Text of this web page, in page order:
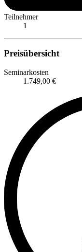
Teilnehmer
1
Preisübersicht
Seminarkosten
1.749,00 €